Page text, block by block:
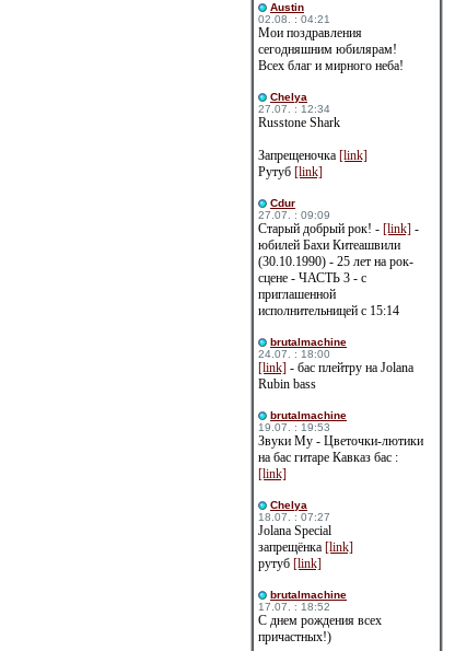
Austin
02.08. : 04:21
Мои поздравления
сегодняшним юбилярам!
Всех благ и мирного неба!
Сhelya
27.07. : 12:34
Russtone Shark
Запрещеночка [link]
Рутуб [link]
Cdur
27.07. : 09:09
Старый добрый рок! - [link] -
юбилей Бахи Китеашвили
(30.10.1990) - 25 лет на рок-
сцене - ЧАСТЬ 3 - с
приглашенной
исполнительницей с 15:14
brutalmachine
24.07. : 18:00
[link] - бас плейтру на Jolana
Rubin bass
brutalmachine
19.07. : 19:53
Звуки Му - Цветочки-лютики
на бас гитаре Кавказ бас :
[link]
Сhelya
18.07. : 07:27
Jolana Special
запрещёнка [link]
рутуб [link]
brutalmachine
17.07. : 18:52
С днем рождения всех
причастных!)